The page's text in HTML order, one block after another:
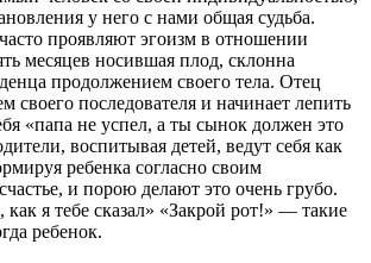
у него с нами общая судьба.
проявляют эгоизм в отношении
месяцев носившая плод, склонна
продолжением своего тела. Отец
своего последователя и начинает лепить
«папа не успел, а ты сынок должен это
воспитывая детей, ведут себя как
ребенка согласно своим
и порою делают это очень грубо.
как я тебе сказал» «Закрой рот!» — такие
ребенок.